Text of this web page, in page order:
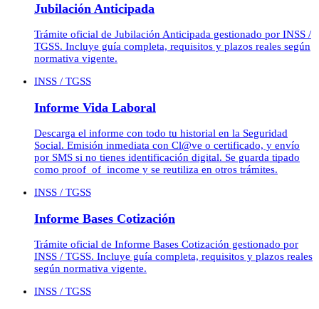
Jubilación Anticipada
Trámite oficial de Jubilación Anticipada gestionado por INSS /
TGSS. Incluye guía completa, requisitos y plazos reales según
normativa vigente.
INSS / TGSS
Informe Vida Laboral
Descarga el informe con todo tu historial en la Seguridad
Social. Emisión inmediata con Cl@ve o certificado, y envío
por SMS si no tienes identificación digital. Se guarda tipado
como proof_of_income y se reutiliza en otros trámites.
INSS / TGSS
Informe Bases Cotización
Trámite oficial de Informe Bases Cotización gestionado por
INSS / TGSS. Incluye guía completa, requisitos y plazos reales
según normativa vigente.
INSS / TGSS